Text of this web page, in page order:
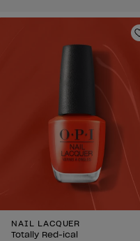
NAIL LACQUER
Totally Red-ical